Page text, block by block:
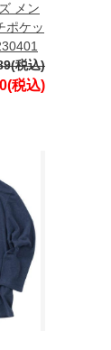
メン
ポケッ
税込)
税込)